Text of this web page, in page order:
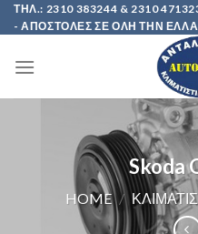
Skip
to
ΤΗΛ.: 2310 383244 & 2310
- ΑΠΟΣΤΟΛΕΣ ΣΕ ΟΛΗ ΤΗΝ
Skoda
HOME /